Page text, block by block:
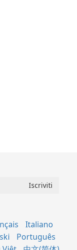
Italiano
Português